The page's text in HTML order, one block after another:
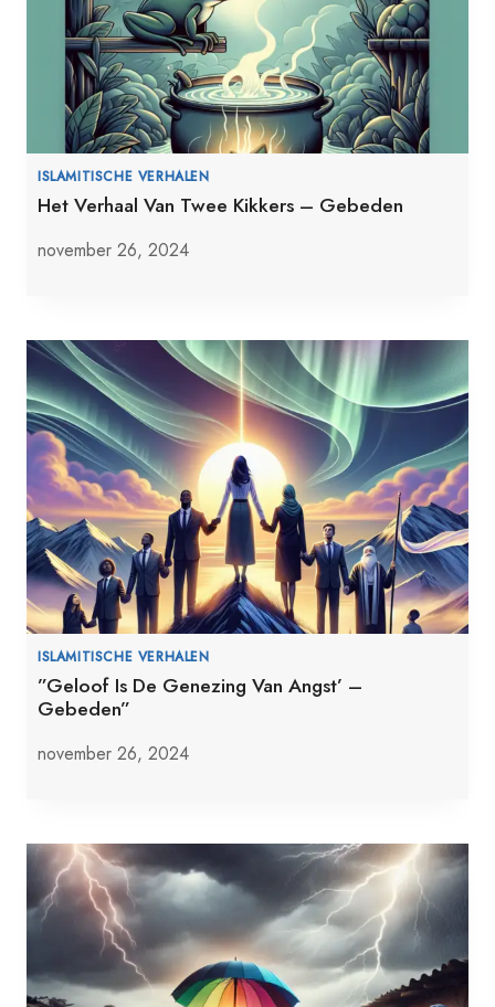
ISLAMITISCHE VERHALEN
Het Verhaal Van Twee Kikkers – Gebeden
november 26, 2024
ISLAMITISCHE VERHALEN
”Geloof Is De Genezing Van Angst’ –
Gebeden”
november 26, 2024